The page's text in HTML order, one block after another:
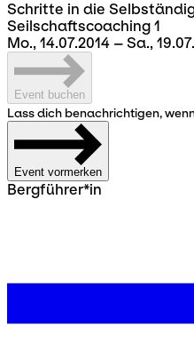
Schritte in die
Seilschaftscoaching 1
Mo., 14.07.2014 – Sa.,
Event buchen
Lass dich benachrichtigen,
Event vormerken
Bergführer*in